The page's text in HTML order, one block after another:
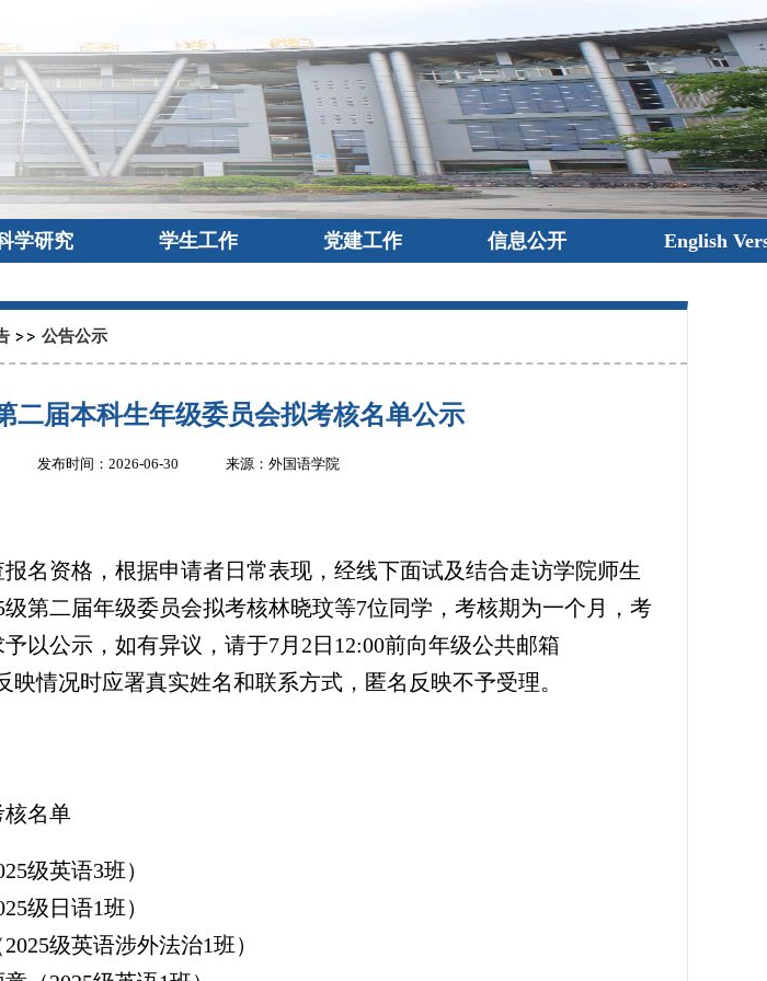
学研究 学生工作 党建工作 信息公开 English
公告公示
二届本科生年级委员会拟考核名单公示
发布时间：2026-06-30 来源：外国语学院
名资格，根据申请者日常表现，经线下面试及结合走访学院师生
第二届年级委员会拟考核林晓玟等7位同学，考核期为一个月，考
以公示，如有异议，请于7月2日12:00前向年级公共邮箱
映情况时应署真实姓名和联系方式，匿名反映不予受理。
核名单
级英语3班）
级日语1班）
级英语涉外法治1班）